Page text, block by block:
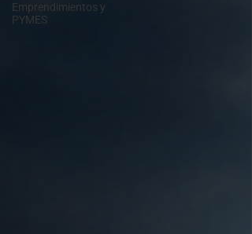
Emprendimientos y
PYMES